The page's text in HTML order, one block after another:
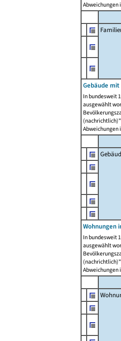
Abweichungen
Gebäude
In bundesweit
ausgewählt
Abweichungen
Wohnungen
In bundesweit
ausgewählt
Abweichungen